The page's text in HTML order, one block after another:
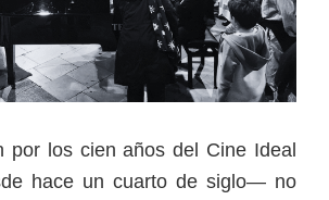
por los cien años del Cine Ideal
hace un cuarto de siglo— no